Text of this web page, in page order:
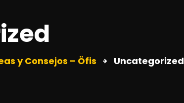
y Consejos – Öfis Uncategorized